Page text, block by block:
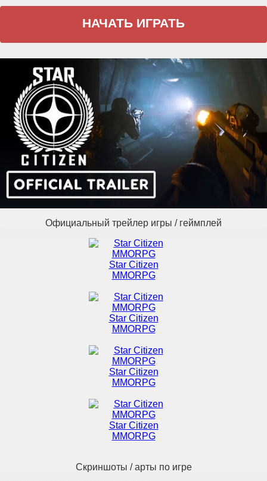
НАЧАТЬ ИГРАТЬ
Официальный трейлер игры / геймплей
Star Citizen
MMORPG
Star Citizen
MMORPG
Star Citizen
MMORPG
Star Citizen
MMORPG
Скриншоты / арты по игре